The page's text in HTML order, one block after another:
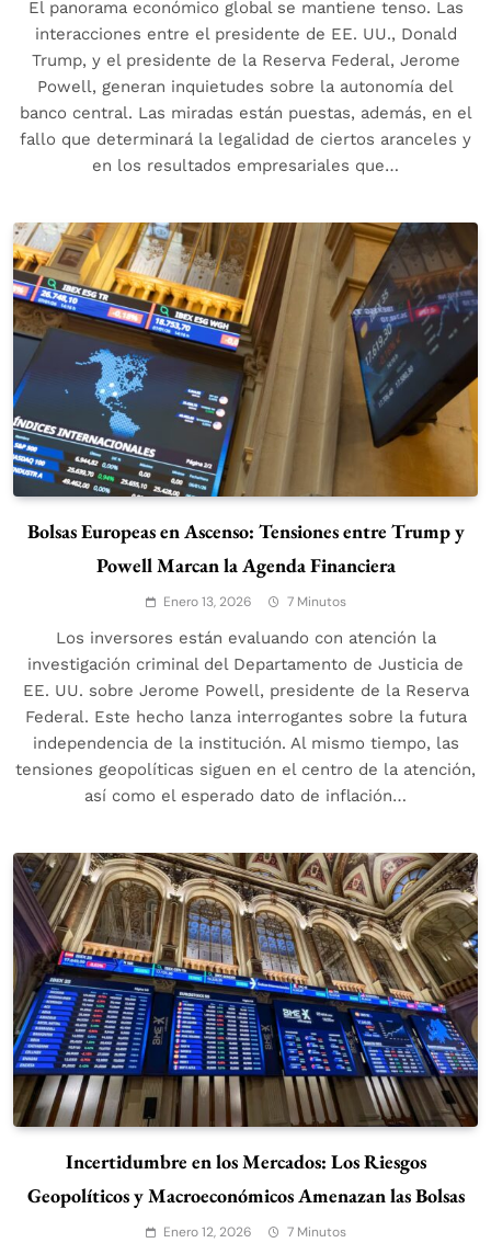
El panorama económico global se mantiene tenso. Las
interacciones entre el presidente de EE. UU., Donald
Trump, y el presidente de la Reserva Federal, Jerome
Powell, generan inquietudes sobre la autonomía del
banco central. Las miradas están puestas, además, en el
fallo que determinará la legalidad de ciertos aranceles y
en los resultados empresariales que…
Bolsas Europeas en Ascenso: Tensiones entre Trump y
Powell Marcan la Agenda Financiera
Enero 13, 2026 7 Minutos
Los inversores están evaluando con atención la
investigación criminal del Departamento de Justicia de
EE. UU. sobre Jerome Powell, presidente de la Reserva
Federal. Este hecho lanza interrogantes sobre la futura
independencia de la institución. Al mismo tiempo, las
tensiones geopolíticas siguen en el centro de la atención,
así como el esperado dato de inflación…
Incertidumbre en los Mercados: Los Riesgos
Geopolíticos y Macroeconómicos Amenazan las Bolsas
Enero 12, 2026 7 Minutos